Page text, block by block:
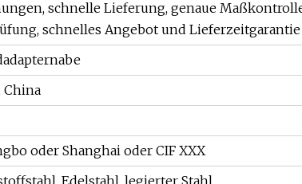
schnelle Lieferung, genaue
schnelles Angebot und Lieferzeitgarantie
China
oder Shanghai oder CIF XXX